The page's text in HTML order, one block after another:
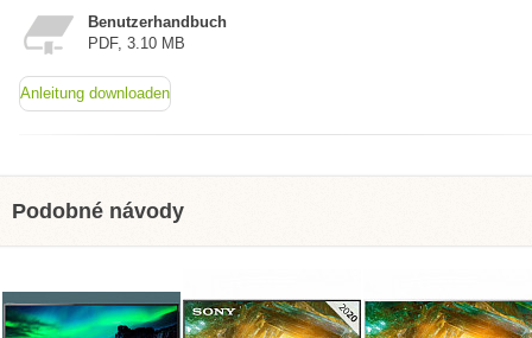
Benutzerhandbuch
PDF, 3.10 MB
Anleitung downloaden
Podobné návody